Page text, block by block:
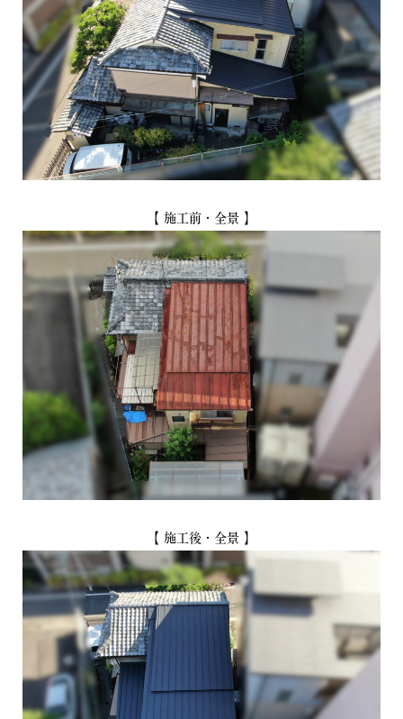
【 施工前・全景 】
【 施工後・全景 】